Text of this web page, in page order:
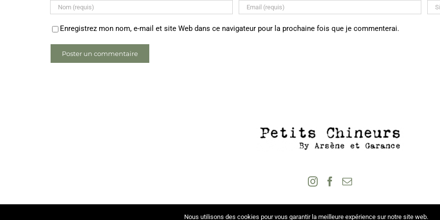
Enregistrez mon nom, e-mail et site Web dans ce navigateur pour la prochaine fois que je commenterai.
Nous utilisons des cookies pour vous garantir la meilleure expérience sur notre site web.